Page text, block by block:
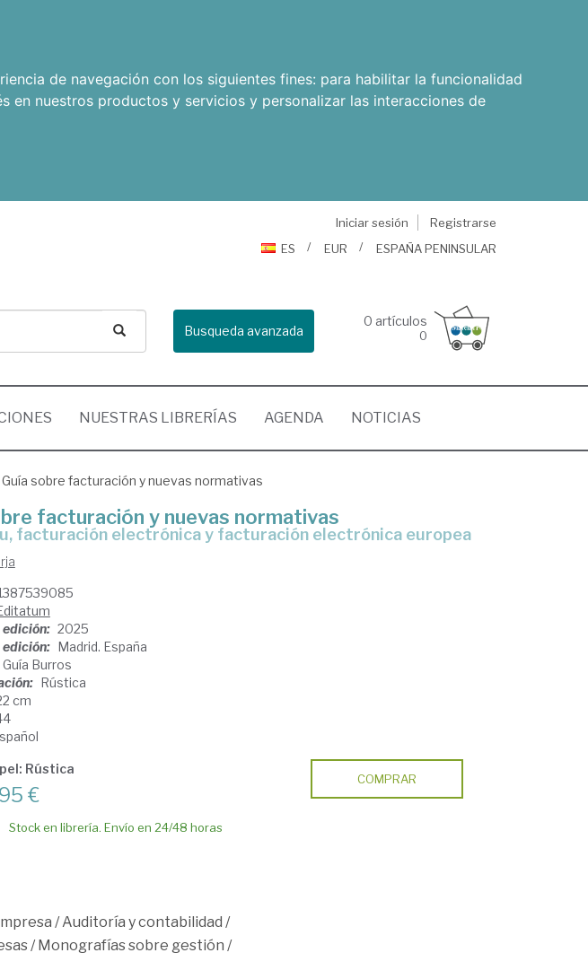
de navegación con los siguientes fines: para habilitar la funcionalidad
en nuestros productos y servicios y personalizar las interacciones de
Iniciar sesión
Registrarse
ES
EUR ESPAÑA PENINSULAR
Busqueda avanzada
0 artículos
0
NUESTRAS LIBRERÍAS AGENDA NOTICIAS
Guía sobre facturación y nuevas normativas
facturación y nuevas normativas
facturación electrónica y facturación electrónica europea
edición: 2025
edición: Madrid. España
Guía Burros
Rústica
cm
Rústica
€
Stock en librería. Envío en 24/48 horas
COMPRAR
/Auditoría y contabilidad /
/Monografías sobre gestión /